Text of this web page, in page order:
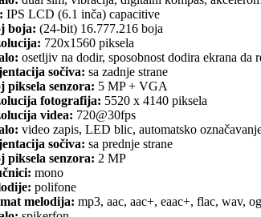
IPS LCD (6.1 inča) capacitive
boja: (24-bit) 16.777.216 boja
720x1560 piksela
osetljiv na dodir, sposobnost dodira ekrana da
sočiva: sa zadnje strane
piksela senzora: 5 MP + VGA
fotografija: 5520 x 4140 piksela
videa: 720@30fps
video zapis, LED blic, automatsko
sočiva: sa prednje strane
piksela senzora: 2 MP
mono
polifone
melodija: mp3, aac, aac+, eaac+, flac, wav,